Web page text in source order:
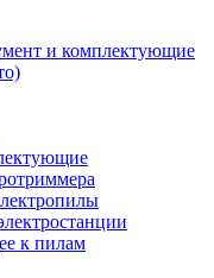
и комплектующие
к пилам